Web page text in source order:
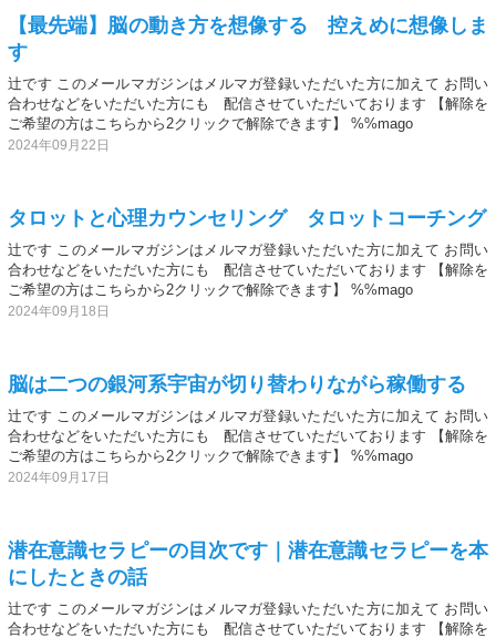
【最先端】脳の動き方を想像する 控えめに想像しま
す
辻です このメールマガジンはメルマガ登録いただいた方に加えて お問い
合わせなどをいただいた方にも 配信させていただいております 【解除を
ご希望の方はこちらから2クリックで解除できます】 %%mago
2024年09月22日
タロットと心理カウンセリング タロットコーチング
辻です このメールマガジンはメルマガ登録いただいた方に加えて お問い
合わせなどをいただいた方にも 配信させていただいております 【解除を
ご希望の方はこちらから2クリックで解除できます】 %%mago
2024年09月18日
脳は二つの銀河系宇宙が切り替わりながら稼働する
辻です このメールマガジンはメルマガ登録いただいた方に加えて お問い
合わせなどをいただいた方にも 配信させていただいております 【解除を
ご希望の方はこちらから2クリックで解除できます】 %%mago
2024年09月17日
潜在意識セラピーの目次です｜潜在意識セラピーを本
にしたときの話
辻です このメールマガジンはメルマガ登録いただいた方に加えて お問い
合わせなどをいただいた方にも 配信させていただいております 【解除を